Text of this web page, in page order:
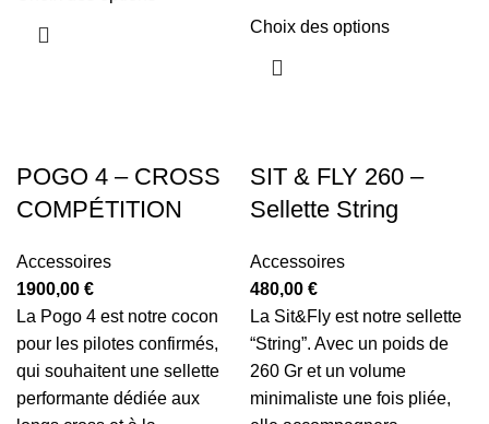
Choix des options
POGO 4 – CROSS
COMPÉTITION
Accessoires
1900,00 €
La Pogo 4 est notre cocon
pour les pilotes confirmés,
qui souhaitent une sellette
performante dédiée aux
SIT & FLY 260 –
Sellette String
Accessoires
480,00 €
La Sit&Fly est notre sellette
“String”. Avec un poids de
260 Gr et un volume
minimaliste une fois pliée,